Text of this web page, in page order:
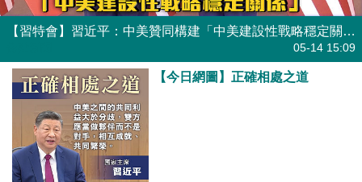
【習特會】習近平：中美贊同構建「中美建設性戰略穩定關係」作為新定位
05-14 15:09
【今日網圖】正確相處之道